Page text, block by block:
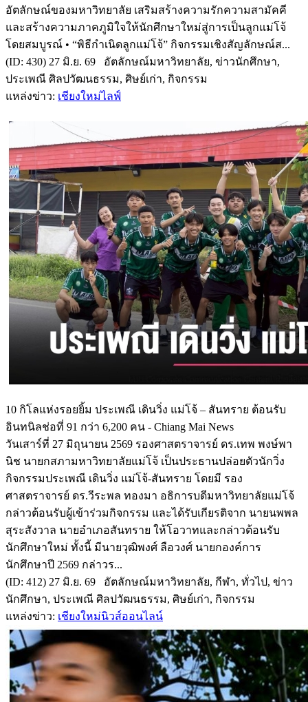
อัตลักษณ์ของมหาวิทยาลัย เสริมสร้างความรักความสามัคคี
และสร้างความภาคภูมิใจให้นักศึกษาใหม่สู่การเป็นลูกแม่โจ้
โดยสมบูรณ์ • “พิธีกำเนิดลูกแม่โจ้” กิจกรรมเชิงสัญลักษณ์ส...
(ID: 430) 27 มิ.ย. 69 อัตลักษณ์มหาวิทยาลัย, ข่าวนักศึกษา,
ประเพณี ศิลปวัฒนธรรม, ศิษย์เก่า, กิจกรรม
แหล่งข่าว: เชียงใหม่ไลฟ์
10 กิโลแห่งรอยยิ้ม ประเพณี เดินวิ่ง แม่โจ้ – สันทราย ต้อนรับ
อินทนิลช่อที่ 91 กว่า 6,200 คน - Chiang Mai News
วันเสาร์ที่ 27 มิถุนายน 2569 รองศาสตราจารย์ ดร.เทพ พงษ์พา
นิช นายกสภามหาวิทยาลัยแม่โจ้ เป็นประธานปล่อยตัวนักวิ่ง
กิจกรรมประเพณี เดินวิ่ง แม่โจ้-สันทราย โดยมี รอง
ศาสตราจารย์ ดร.วีระพล ทองมา อธิการบดีมหาวิทยาลัยแม่โจ้
กล่าวต้อนรับผู้เข้าร่วมกิจกรรม และได้รับเกียรติจาก นายนพพล
สุระสังวาล นายอำเภอสันทราย ให้โอวาทและกล่าวต้อนรับ
นักศึกษาใหม่ ทั้งนี้ มีนายวุฒิพงศ์ ลือวงศ์ นายกองค์การ
นักศึกษาปี 2569 กล่าวร...
(ID: 412) 27 มิ.ย. 69 อัตลักษณ์มหาวิทยาลัย, กีฬา, ทั่วไป, ข่าว
นักศึกษา, ประเพณี ศิลปวัฒนธรรม, ศิษย์เก่า, กิจกรรม
แหล่งข่าว: เชียงใหม่นิวส์ออนไลน์